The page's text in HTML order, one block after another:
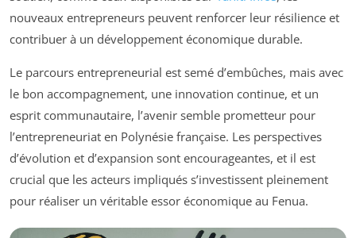
nouveaux entrepreneurs peuvent renforcer leur résilience et
contribuer à un développement économique durable.
Le parcours entrepreneurial est semé d’embûches, mais avec
le bon accompagnement, une innovation continue, et un
esprit communautaire, l’avenir semble prometteur pour
l’entrepreneuriat en Polynésie française. Les perspectives
d’évolution et d’expansion sont encourageantes, et il est
crucial que les acteurs impliqués s’investissent pleinement
pour réaliser un véritable essor économique au Fenua.